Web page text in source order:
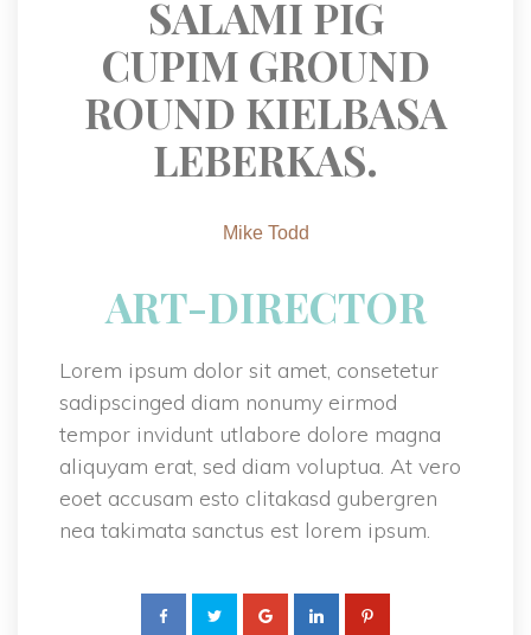
SALAMI PIG
CUPIM GROUND
ROUND KIELBASA
LEBERKAS.
Mike Todd
ART-DIRECTOR
Lorem ipsum dolor sit amet, consetetur
adipscinged diam nonumy eirmod
tempor invidunt utlabore dolore magna
aliquyam erat, sed diam voluptua. At vero
eoet accusam esto clitakasd gubergren
nea takimata sanctus est lorem ipsum.